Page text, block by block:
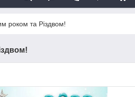
роком та Різдвом!